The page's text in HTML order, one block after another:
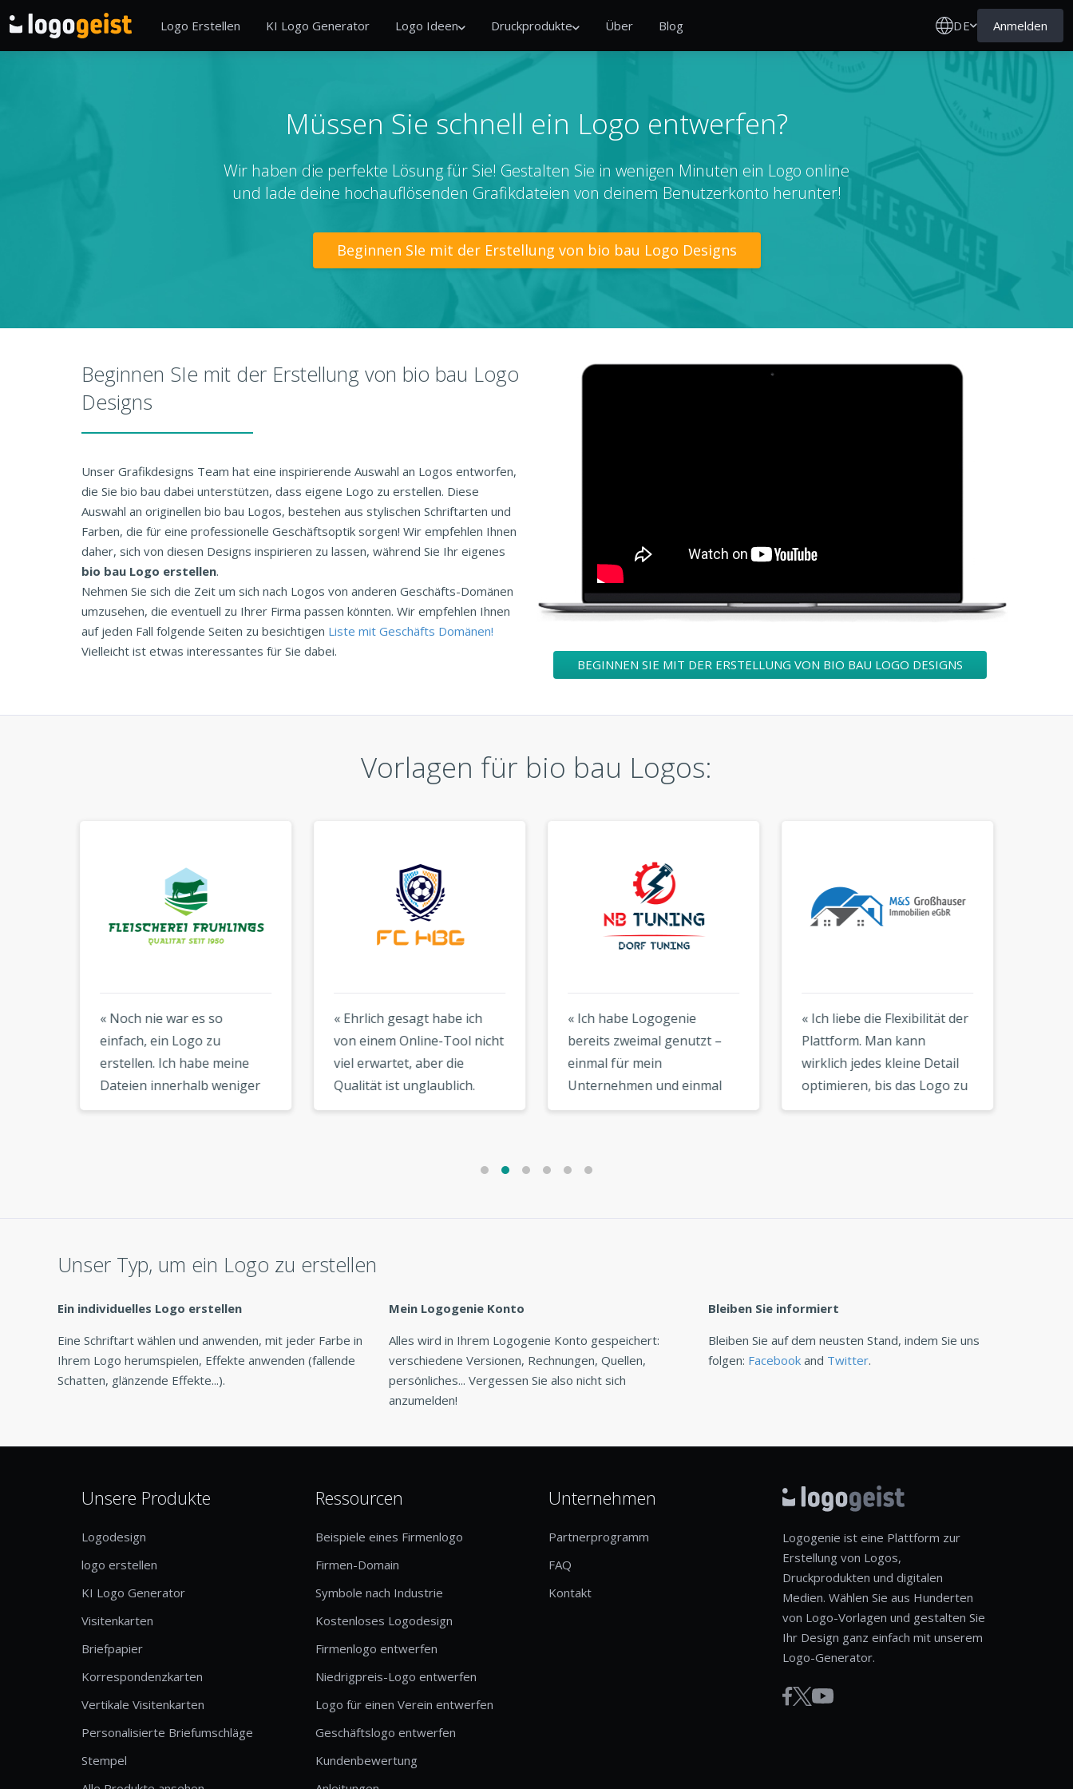
Logo Erstellen KI Logo Generator Logo Ideen Druckprodukte Über Blog DE Anmelden
Müssen Sie schnell ein Logo entwerfen?
Wir haben die perfekte Lösung für Sie! Gestalten Sie in wenigen Minuten ein Logo online
und lade deine hochauflösenden Grafikdateien von deinem Benutzerkonto herunter!
Beginnen SIe mit der Erstellung von bio bau Logo Designs
Beginnen SIe mit der Erstellung von bio bau Logo
Designs
Unser Grafikdesigns Team hat eine inspirierende Auswahl an Logos entworfen,
die Sie bio bau dabei unterstützen, dass eigene Logo zu erstellen. Diese
Auswahl an originellen bio bau Logos, bestehen aus stylischen Schriftarten und
Farben, die für eine professionelle Geschäftsoptik sorgen! Wir empfehlen Ihnen
daher, sich von diesen Designs inspirieren zu lassen, während Sie Ihr eigenes
bio bau Logo erstellen.
Nehmen Sie sich die Zeit um sich nach Logos von anderen Geschäfts-Domänen
umzusehen, die eventuell zu Ihrer Firma passen könnten. Wir empfehlen Ihnen
auf jeden Fall folgende Seiten zu besichtigen Liste mit Geschäfts Domänen!
Vielleicht ist etwas interessantes für Sie dabei.
BEGINNEN SIE MIT DER ERSTELLUNG VON BIO BAU LOGO DESIGNS
Vorlagen für bio bau Logos:
« Noch nie war es so
einfach, ein Logo zu
erstellen. Ich habe meine
Dateien innerhalb weniger
Minuten heruntergeladen
« Ehrlich gesagt habe ich
von einem Online-Tool nicht
viel erwartet, aber die
Qualität ist unglaublich.
Mein Logo sieht aus, als
« Ich habe Logogenie
bereits zweimal genutzt –
einmal für mein
Unternehmen und einmal
für einen Freund. Beide
definitiv wieder nutzen! »
« Ich liebe die Flexibilität der
Plattform. Man kann
wirklich jedes kleine Detail
optimieren, bis das Logo zu
Ihrer Vision passt. Ein
Unser Typ, um ein Logo zu erstellen
Ein individuelles Logo erstellen
Eine Schriftart wählen und anwenden, mit jeder Farbe in
Ihrem Logo herumspielen, Effekte anwenden (fallende
Schatten, glänzende Effekte...).
Mein Logogenie Konto
Alles wird in Ihrem Logogenie Konto gespeichert:
verschiedene Versionen, Rechnungen, Quellen,
persönliches... Vergessen Sie also nicht sich
anzumelden!
Bleiben Sie informiert
Bleiben Sie auf dem neusten Stand, indem Sie uns
folgen: Facebook and Twitter.
Unsere Produkte
Logodesign
logo erstellen
KI Logo Generator
Visitenkarten
Briefpapier
Korrespondenzkarten
Vertikale Visitenkarten
Personalisierte Briefumschläge
Stempel
Ressourcen
Beispiele eines Firmenlogo
Firmen-Domain
Symbole nach Industrie
Kostenloses Logodesign
Firmenlogo entwerfen
Niedrigpreis-Logo entwerfen
Logo für einen Verein entwerfen
Geschäftslogo entwerfen
Kundenbewertung
Unternehmen
Partnerprogramm
FAQ
Kontakt
Logogenie ist eine Plattform zur
Erstellung von Logos,
Druckprodukten und digitalen
Medien. Wählen Sie aus Hunderten
von Logo-Vorlagen und gestalten Sie
Ihr Design ganz einfach mit unserem
Logo-Generator.